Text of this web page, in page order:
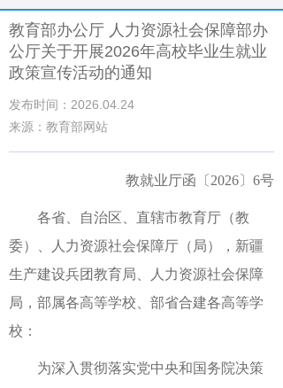
教育部办公厅 人力资源社会保障部办
公厅关于开展2026年高校毕业生就业
政策宣传活动的通知
发布时间：2026.04.24
来源：教育部网站
教就业厅函〔2026〕6号
各省、自治区、直辖市教育厅（教
委）、人力资源社会保障厅（局），新疆
生产建设兵团教育局、人力资源社会保障
局，部属各高等学校、部省合建各高等学
校：
为深入贯彻落实党中央和国务院决策